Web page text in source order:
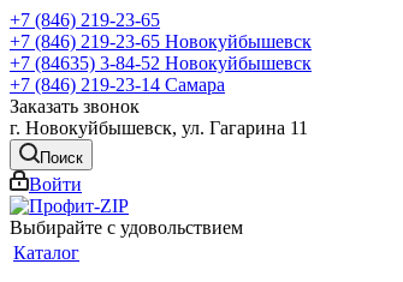
+7 (846) 219-23-65
+7 (846) 219-23-65 Новокуйбышевск
+7 (84635) 3-84-52 Новокуйбышевск
+7 (846) 219-23-14 Самара
Заказать звонок
г. Новокуйбышевск, ул. Гагарина 11
Поиск
Войти
Выбирайте с удовольствием
Каталог